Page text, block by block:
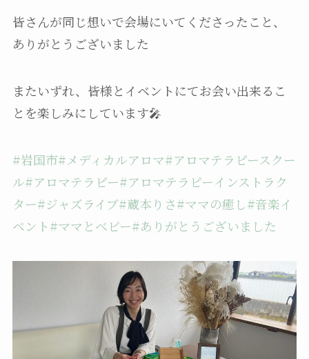
皆さんが同じ想いで会場にいてくださったこと、
ありがとうございました
またいずれ、皆様とイベントにてお会い出来るこ
とを楽しみにしています🎤
#岩国市#メディカルアロマ#アロマテラピースクー
ル#アロマテラピー#アロマテラピーインストラク
ター#ジャズライブ#蔵本りさ#ママの癒し#音楽イ
ベント#ママとベビー#ありがとうございました